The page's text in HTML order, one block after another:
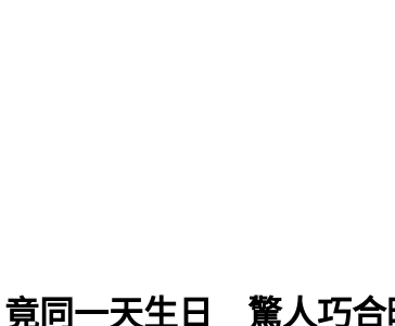
竟同一天生日 驚人巧合